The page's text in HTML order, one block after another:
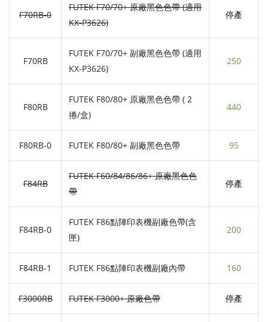
F70RB-0
FUTEK F70/70+ 原廠黑色色帶 (適用
KX-P3626)
停產
F70RB
FUTEK F70/70+ 副廠黑色色帶 (適用
KX-P3626)
250
F80RB
FUTEK F80/80+ 原廠黑色色帶 ( 2
捲/盒)
440
F80RB-0 FUTEK F80/80+ 副廠黑色色帶 95
F84RB
FUTEK F60/84/86/86+ 原廠黑色色
帶
停產
F84RB-0
FUTEK F86點陣印表機副廠色帶(含
匣)
200
F84RB-1 FUTEK F86點陣印表機副廠內帶 160
F3000RB FUTEK F3000+ 原廠色帶 停產